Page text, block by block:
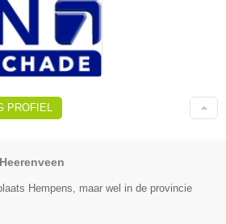
PROFIEL
Hempens, maar wel in de provincie